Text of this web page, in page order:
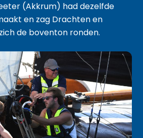
(Akkrum) had dezelfde
en zag Drachten en
de boventon ronden.